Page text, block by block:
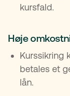
kursfald.
Høje
Kurssikring
betales et
lån.